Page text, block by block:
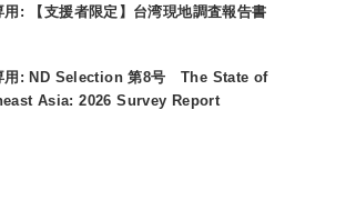
用: 【支援者限定】台湾現地調査報告書
用: ND Selection 第8号 The State of
Asia: 2026 Survey Report